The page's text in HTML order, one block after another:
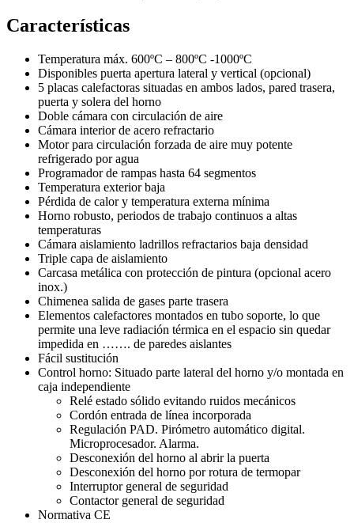
Características
Temperatura máx. 600ºC – 800ºC -1000ºC
Disponibles puerta apertura lateral y vertical (opcional)
5 placas calefactoras situadas en ambos lados, pared trasera,
puerta y solera del horno
Doble cámara con circulación de aire
Cámara interior de acero refractario
Motor para circulación forzada de aire muy potente
refrigerado por agua
Programador de rampas hasta 64 segmentos
Temperatura exterior baja
Pérdida de calor y temperatura externa mínima
Horno robusto, periodos de trabajo continuos a altas
temperaturas
Cámara aislamiento ladrillos refractarios baja densidad
Triple capa de aislamiento
Carcasa metálica con protección de pintura (opcional acero
inox.)
Chimenea salida de gases parte trasera
Elementos calefactores montados en tubo soporte, lo que
permite una leve radiación térmica en el espacio sin quedar
impedida en ……. de paredes aislantes
Fácil sustitución
Control horno: Situado parte lateral del horno y/o montada en
caja independiente
Relé estado sólido evitando ruidos mecánicos
Cordón entrada de línea incorporada
Regulación PAD. Pirómetro automático digital.
Microprocesador. Alarma.
Desconexión del horno al abrir la puerta
Desconexión del horno por rotura de termopar
Interruptor general de seguridad
Contactor general de seguridad
Normativa CE